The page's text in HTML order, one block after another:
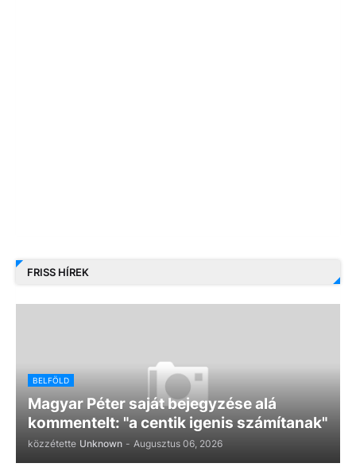
FRISS HÍREK
BELFÖLD
Magyar Péter saját bejegyzése alá
kommentelt: "a centik igenis számítanak"
közzétette Unknown - Augusztus 06, 2026